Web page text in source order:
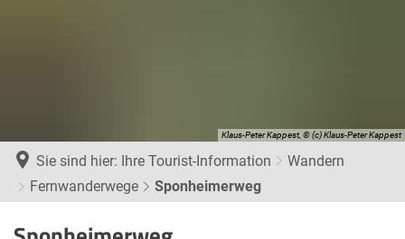
Klaus-Peter Kappest, © (c) Klaus-Peter Kappest
Sie sind hier: Ihre Tourist-Information
Wandern
Fernwanderwege
Sponheimerweg